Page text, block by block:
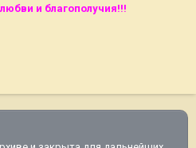
и благополучия!!!